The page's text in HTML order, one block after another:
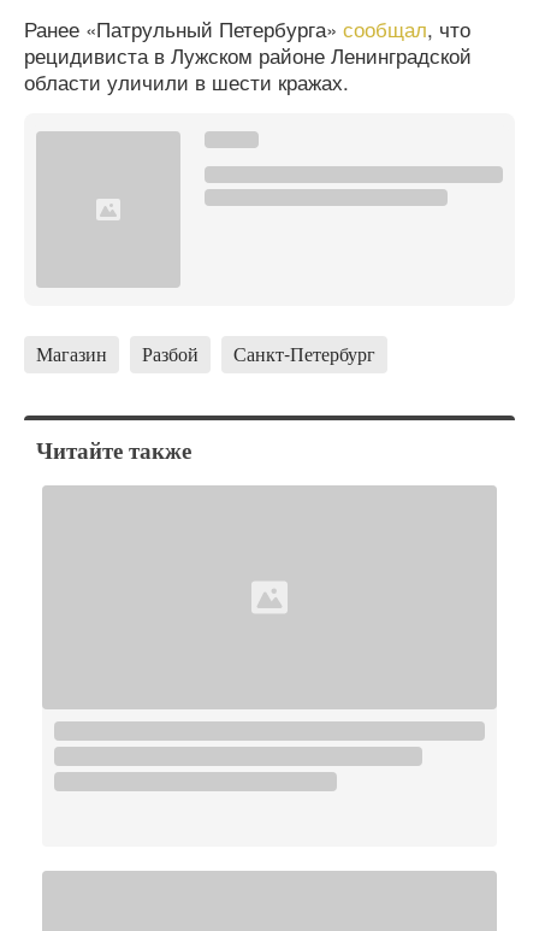
Ранее «Патрульный Петербурга» сообщал, что
рецидивиста в Лужском районе Ленинградской
области уличили в шести кражах.
Магазин Разбой Санкт-Петербург
Читайте также